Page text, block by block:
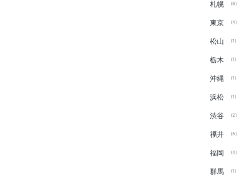
札幌 (6)
東京 (4)
松山 (1)
栃木 (1)
沖縄 (1)
浜松 (1)
渋谷 (2)
福井 (5)
福岡 (4)
群馬 (1)